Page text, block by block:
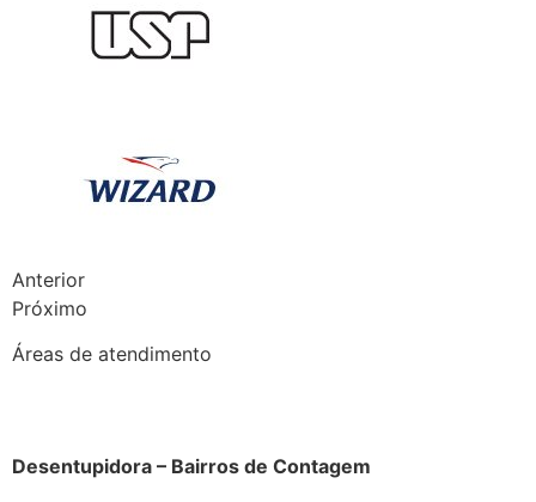
Anterior
Próximo
Áreas de atendimento
Desentupidora – Bairros de Contagem